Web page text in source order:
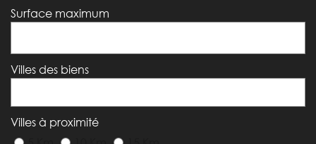
Surface maximum
Villes des biens
Villes à proximité